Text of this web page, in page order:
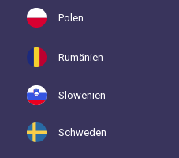
Polen
Rumänien
Slowenien
Schweden